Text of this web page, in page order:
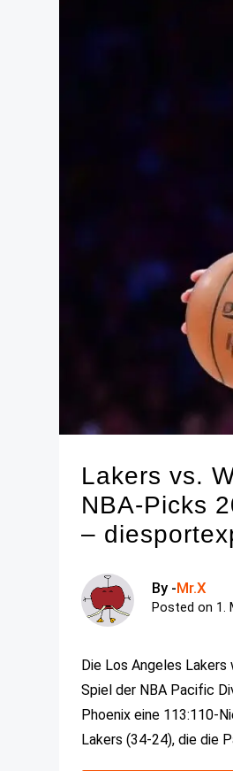
Lakers vs.
NBA-Picks
–
By -Mr.X
Posted on 1.
Die Los Angeles Lakers
Spiel der NBA Pacific
Phoenix eine 113:110-
Lakers (34-24), die die